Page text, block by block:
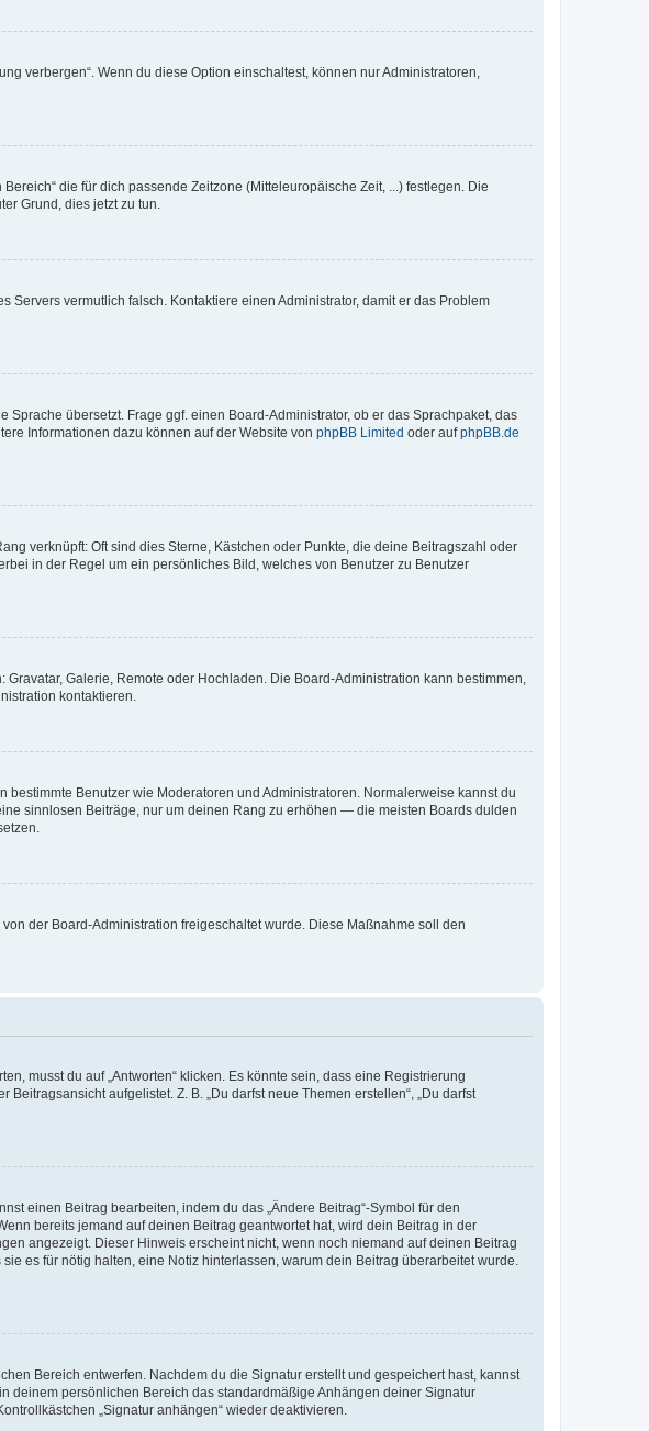
verbergen“. Wenn du diese Option einschaltest, können nur Administratoren,
die für dich passende Zeitzone (Mitteleuropäische Zeit, ...) festlegen. Die
Grund, dies jetzt zu tun.
vermutlich falsch. Kontaktiere einen Administrator, damit er das Problem
übersetzt. Frage ggf. einen Board-Administrator, ob er das Sprachpaket, das
Informationen dazu können auf der Website von phpBB Limited oder aufphpBB.de
verknüpft: Oft sind dies Sterne, Kästchen oder Punkte, die deine Beitragszahl oder
in der Regel um ein persönliches Bild, welches von Benutzer zu Benutzer
Galerie, Remote oder Hochladen. Die Board-Administration kann bestimmen,
kontaktieren.
Benutzer wie Moderatoren und Administratoren. Normalerweise kannst du
sinnlosen Beiträge, nur um deinen Rang zu erhöhen — die meisten Boards dulden
der Board-Administration freigeschaltet wurde. Diese Maßnahme soll den
musst du auf „Antworten“ klicken. Es könnte sein, dass eine Registrierung
aufgelistet. Z. B. „Du darfst neue Themen erstellen“, „Du darfst
einen Beitrag bearbeiten, indem du das „Ändere Beitrag“-Symbol für den
bereits jemand auf deinen Beitrag geantwortet hat, wird dein Beitrag in der
angezeigt. Dieser Hinweis erscheint nicht, wenn noch niemand auf deinen Beitrag
es für nötig halten, eine Notiz hinterlassen, warum dein Beitrag überarbeitet wurde.
Bereich entwerfen. Nachdem du die Signatur erstellt und gespeichert hast, kannst
deinem persönlichen Bereich das standardmäßige Anhängen deiner Signatur
„Signatur anhängen“ wieder deaktivieren.